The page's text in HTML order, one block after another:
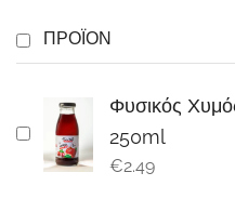
ΠΡΟΪΌΝ
Φυσικός
250ml
€2.49